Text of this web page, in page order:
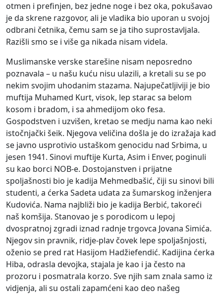
otmen i prefinjen, bez jedne noge i bez oka, pokušavao
je da skrene razgovor, ali je vladika bio uporan u svojoj
odbrani četnika, čemu sam se ja tiho suprostavljala.
Razišli smo se i više ga nikada nisam videla.
Muslimanske verske starešine nisam neposredno
poznavala – u našu kuću nisu ulazili, a kretali su se po
nekim svojim uhodanim stazama. Najupečatljiviji je bio
muftija Muhamed Kurt, visok, lep starac sa belom
kosom i bradom, i sa ahmedijom oko fesa.
Gospodstven i uzvišen, kretao se medju nama kao neki
istočnjački šeik. Njegova veličina došla je do izražaja kad
se javno usprotivio ustaškom genocidu nad Srbima, u
jesen 1941. Sinovi muftije Kurta, Asim i Enver, poginuli
su kao borci NOB-e. Dostojanstven i prijatne
spoljašnosti bio je kadija Mehmedbašić, čiji su sinovi bili
studenti, a ćerka Sadeta udata za šumarskog inženjera
Kudovića. Nama najbliži bio je kadija Berbić, takoreći
naš komšija. Stanovao je s porodicom u lepoj
dvospratnoj zgradi iznad radnje trgovca Jovana Simića.
Njegov sin pravnik, ridje-plav čovek lepe spoljašnjosti,
oženio se pred rat Hasijom Hadžiefendić. Kadijina ćerka
Hiba, odrasla devojka, stajala je kao i ja često na
prozoru i posmatrala korzo. Sve njih sam znala samo iz
vidjenja, ali su ostali zapamćeni kao deo našeg